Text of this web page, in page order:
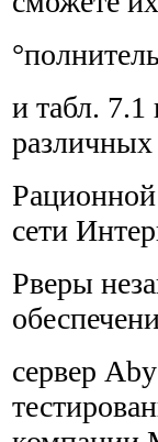
и табл. 7.1
различных
сети
Рверы
сервер